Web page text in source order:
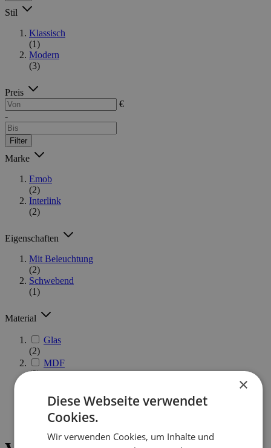
Stil
Klassisch
(1)
Modern
(3)
Preis
€
-
Filter
Marke
Emob
(2)
Interlink
(2)
Eigenschaften
Mit Beleuchtung
(2)
Schwebend
(1)
Material
Glas
(2)
MDF
(2)
Spanplatte
×
Diese Webseite verwendet
Cookies.
Wir verwenden Cookies, um Inhalte und